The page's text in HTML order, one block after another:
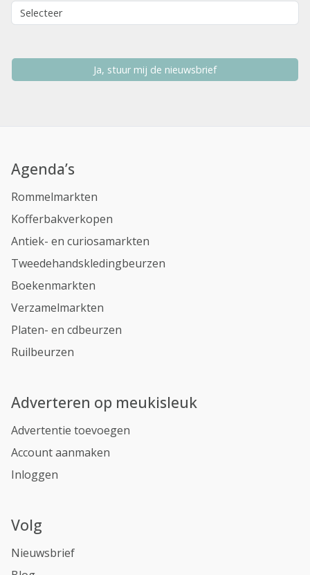
Ja, stuur mij de nieuwsbrief
Agenda’s
Rommelmarkten
Kofferbakverkopen
Antiek- en curiosamarkten
Tweedehandskledingbeurzen
Boekenmarkten
Verzamelmarkten
Platen- en cdbeurzen
Ruilbeurzen
Adverteren op meukisleuk
Advertentie toevoegen
Account aanmaken
Inloggen
Volg
Nieuwsbrief